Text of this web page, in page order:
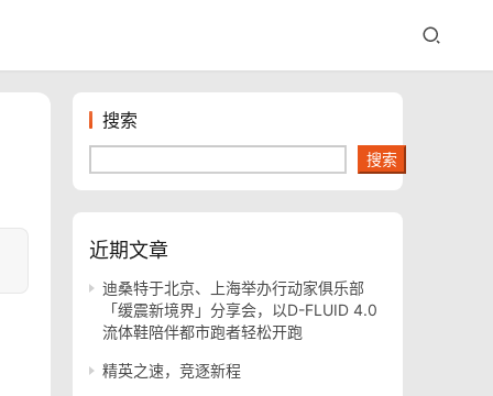
搜索
搜索
近期文章
迪桑特于北京、上海举办行动家俱乐部
「缓震新境界」分享会，以D-FLUID 4.0
流体鞋陪伴都市跑者轻松开跑
精英之速，竞逐新程